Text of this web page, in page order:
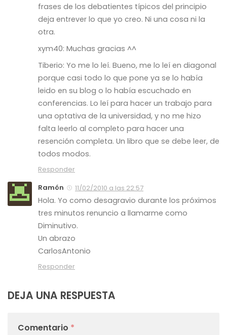
frases de los debatientes típicos del principio
deja entrever lo que yo creo. Ni una cosa ni la
otra.
xym40: Muchas gracias ^^
Tiberio: Yo me lo leí. Bueno, me lo leí en diagonal
porque casi todo lo que pone ya se lo había
leido en su blog o lo había escuchado en
conferencias. Lo leí para hacer un trabajo para
una optativa de la universidad, y no me hizo
falta leerlo al completo para hacer una
resención completa. Un libro que se debe leer, de
todos modos.
Responder
Ramón
11/02/2010 a las 22:57
Hola. Yo como desagravio durante los próximos
tres minutos renuncio a llamarme como
Diminutivo.
Un abrazo
CarlosAntonio
Responder
DEJA UNA RESPUESTA
Comentario *